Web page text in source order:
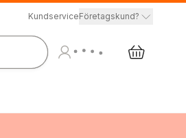
KundserviceFöretagskund?